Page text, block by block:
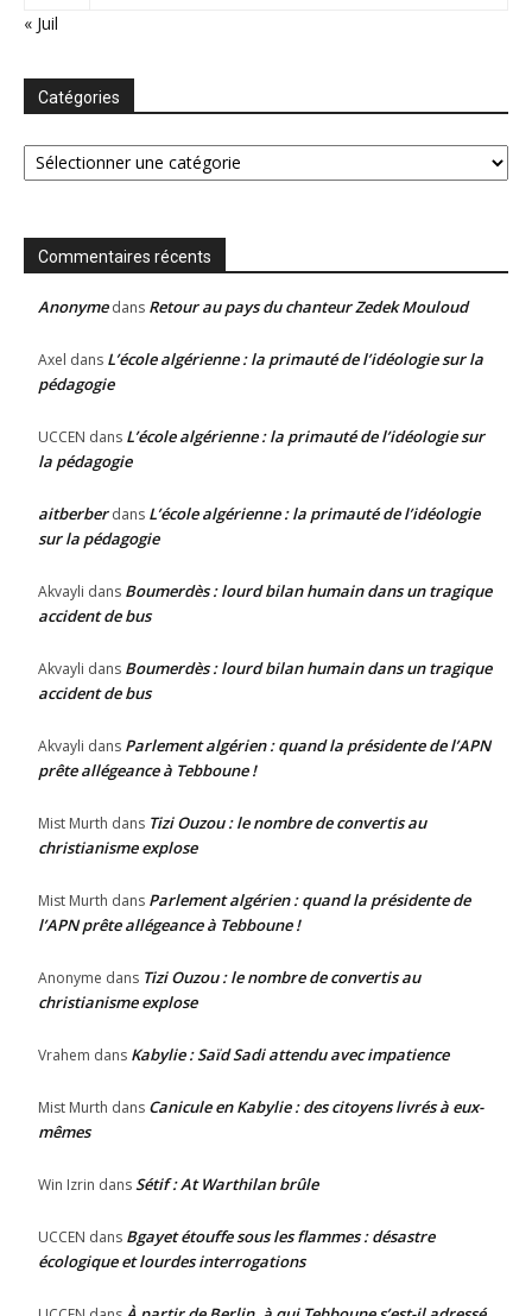
« Juil
Catégories
Catégories
Commentaires récents
Anonymedans Retour au pays du chanteur Zedek Mouloud
Axel dans L’école algérienne : la primauté de l’idéologie sur la
pédagogie
UCCEN dans L’école algérienne : la primauté de l’idéologie sur
la pédagogie
aitberberdans L’école algérienne : la primauté de l’idéologie
sur la pédagogie
Akvayli dans Boumerdès : lourd bilan humain dans un tragique
accident de bus
Akvayli dans Boumerdès : lourd bilan humain dans un tragique
accident de bus
Akvayli dans Parlement algérien : quand la présidente de l’APN
prête allégeance à Tebboune !
Mist Murth dans Tizi Ouzou : le nombre de convertis au
christianisme explose
Mist Murth dans Parlement algérien : quand la présidente de
l’APN prête allégeance à Tebboune !
Anonyme dans Tizi Ouzou : le nombre de convertis au
christianisme explose
Vrahem dans Kabylie : Saïd Sadi attendu avec impatience
Mist Murth dans Canicule en Kabylie : des citoyens livrés à eux-
mêmes
Win Izrin dansSétif : At Warthilan brûle
UCCEN dans Bgayet étouffe sous les flammes : désastre
écologique et lourdes interrogations